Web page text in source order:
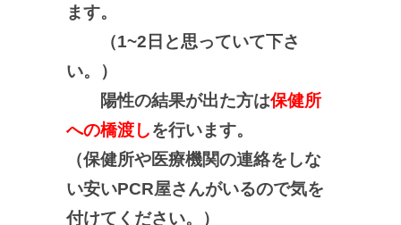
ます。
（1~2日と思っていて下さ
い。）
陽性の結果が出た方は保健所
への橋渡しを行います。
（保健所や医療機関の連絡をしな
い安いPCR屋さんがいるので気を
付けてください。）